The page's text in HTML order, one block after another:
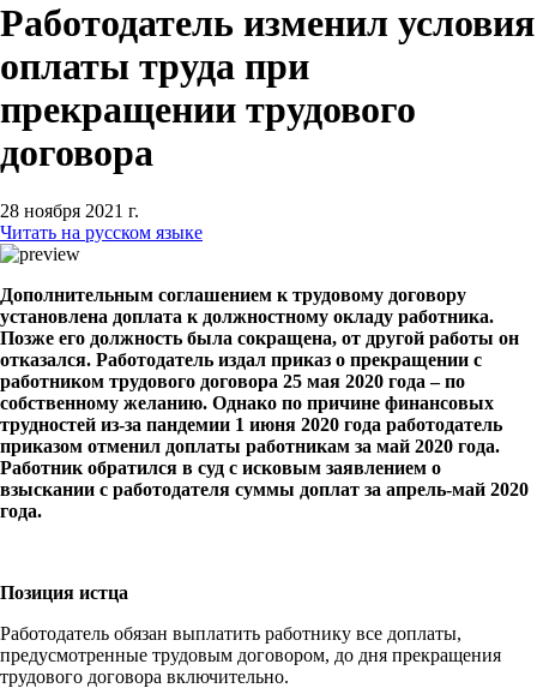
Работодатель изменил условия
оплаты труда при
прекращении трудового
договора
28 ноября 2021 г.
Читать на русском языке
Дополнительным соглашением к трудовому договору
установлена доплата к должностному окладу работника.
Позже его должность была сокращена, от другой работы он
отказался. Работодатель издал приказ о прекращении с
работником трудового договора 25 мая 2020 года – по
собственному желанию. Однако по причине финансовых
трудностей из-за пандемии 1 июня 2020 года работодатель
приказом отменил доплаты работникам за май 2020 года.
Работник обратился в суд с исковым заявлением о
взыскании с работодателя суммы доплат за апрель-май 2020
года.
Позиция истца
Работодатель обязан выплатить работнику все доплаты,
предусмотренные трудовым договором, до дня прекращения
трудового договора включительно.